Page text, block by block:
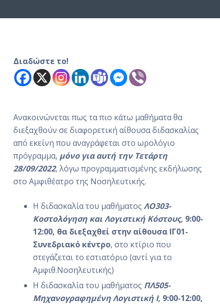
ε
Διαδώστε το!
Ανακοινώνεται πως τα πιο κάτω μαθήματα θα
διεξαχθούν σε διαφορετική αίθουσα διδασκαλίας
από εκείνη που αναγράφεται στο ωρολόγιο
πρόγραμμα, μόνο για αυτή την Τετάρτη
28/09/2022, λόγω προγραμματισμένης εκδήλωσης
στο Αμφιθέατρο της Νοσηλευτικής.
Η διδασκαλία του μαθήματος ΛΟ303-
Κοστολόγηση και Λογιστική Κόστους, 9:00-
12:00, θα διεξαχθεί στην αίθουσα ΙΓ01-
Συνεδριακό κέντρο, στο κτίριο που
στεγάζεται το εστιατόριο (αντί για το
Αμφιθ.Νοσηλευτικής)
Η διδασκαλία του μαθήματος ΠΛ505-
Μηχανογραφημένη Λογιστική Ι, 9:00-12:00,